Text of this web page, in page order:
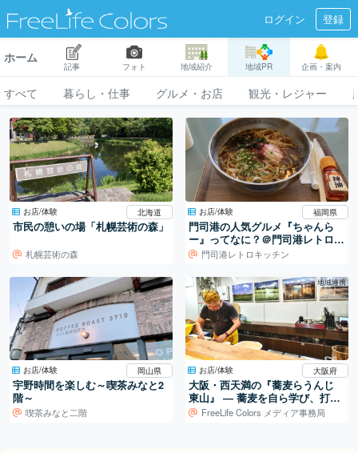
ログイン 登録
ホーム
記事 フォト 地域紹介 地域PR 企画・案内
すべて 暮らし・仕事 グルメ・お店 観光・レジャー
お店/体験 北海道
市民の憩いの場「札幌芸術の森」
札幌芸術の森
お店/体験 福岡県
門司港の人気グルメ『ちゃんら
ー』ってなに？＠門司港レトロキ
ッチン
門司港レトロキッチン
お店/体験 岡山県
宇野時間を楽しむ～喫茶みなと2
階～
喫茶みなと二階
地域連携
お店/体験 大阪府
大阪・西天満の『蕎麦らうんじ
東山』 ― 蕎麦を自ら学び、打ち
続ける日常
FreeLife Colors メディア事務局